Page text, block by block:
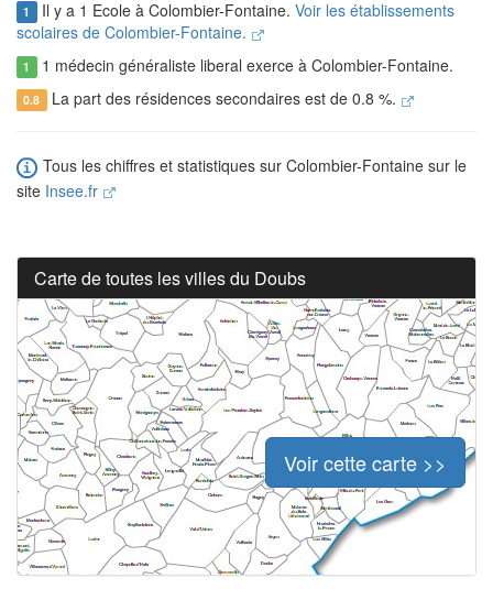
1 Il y a 1 Ecole à Colombier-Fontaine. Voir les établissements
scolaires de Colombier-Fontaine.
1 1 médecin généraliste liberal exerce à Colombier-Fontaine.
0.8 La part des résidences secondaires est de 0.8 %.
Tous les chiffres et statistiques sur Colombier-Fontaine sur le
site Insee.fr
Carte de toutes les villes du Doubs
Voir cette carte >>